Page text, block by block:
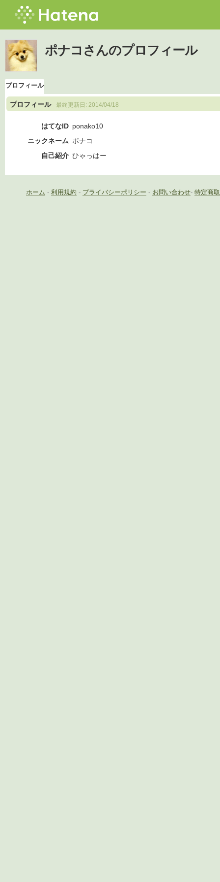
ポナコさんのプロフィール
プロフィール
プロフィール 最終更新日: 2014/04/18
はてなID ponako10
ニックネーム ポナコ
自己紹介 ひゃっはー
ホーム - 利用規約 - プライバシーポリシー - お問い合わせ- 特定商